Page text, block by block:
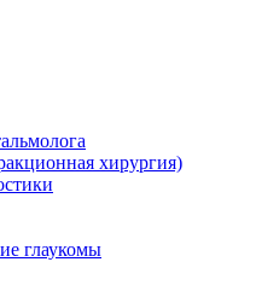
хирургия)
глаукомы